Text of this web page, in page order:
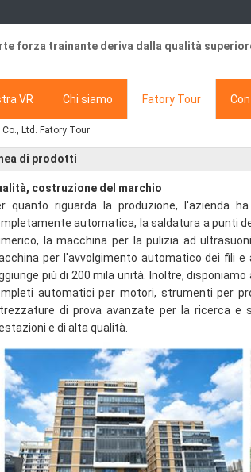
forza trainante deriva dalla qualità
VR Chi siamo Fatory Tour
Ltd. Fatory Tour
di prodotti
costruzione del marchio
quanto riguarda la produzione, l'azienda
automatica, la saldatura a punti
la macchina per la pulizia ad
per l'avvolgimento automatico dei fili
più di 200 mila unità. Inoltre,
automatici per motori, strumenti per
di prova avanzate per la ricerca e
e di alta qualità.